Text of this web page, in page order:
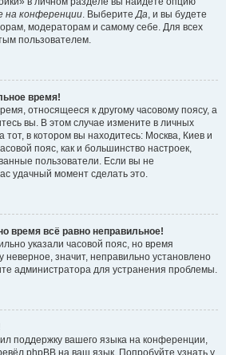
на конференции. ВыберитеДа, и вы будете
модераторам и самому себе. Для всех
пользователем.
время!
относящееся к другому часовому поясу, а
вы. В этом случае измените в личных
тот, в котором вы находитесь: Москва, Киев и
пояс, как и большинство настроек,
пользователи. Если вы не
удачный момент сделать это.
время всё равно неправильное!
указали часовой пояс, но время
значит, неправильно установлено
администратора для устранения проблемы.
поддержку вашего языка на конференции,